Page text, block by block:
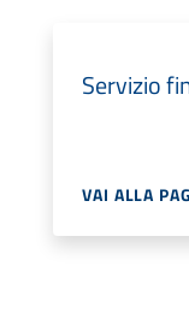
Servizio
VAI ALLA